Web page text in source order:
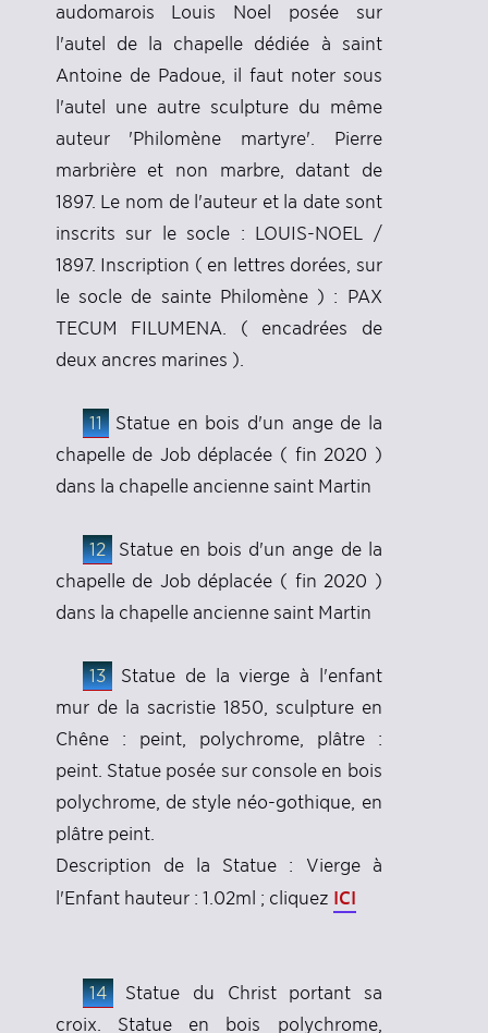
audomarois Louis Noel posée sur
l'autel de la chapelle dédiée à saint
Antoine de Padoue, il faut noter sous
l'autel une autre sculpture du même
auteur 'Philomène martyre'. Pierre
marbrière et non marbre, datant de
1897. Le nom de l'auteur et la date sont
inscrits sur le socle : LOUIS-NOEL /
1897. Inscription ( en lettres dorées, sur
le socle de sainte Philomène ) : PAX
TECUM FILUMENA. ( encadrées de
deux ancres marines ).
11 Statue en bois d'un ange de la
chapelle de Job déplacée ( fin 2020 )
dans la chapelle ancienne saint Martin
12 Statue en bois d'un ange de la
chapelle de Job déplacée ( fin 2020 )
dans la chapelle ancienne saint Martin
13 Statue de la vierge à l'enfant
mur de la sacristie 1850, sculpture en
Chêne : peint, polychrome, plâtre :
peint. Statue posée sur console en bois
polychrome, de style néo-gothique, en
plâtre peint.
Description de la Statue : Vierge à
l'Enfant hauteur : 1.02ml ; cliquez ICI
14 Statue du Christ portant sa
croix. Statue en bois polychrome,